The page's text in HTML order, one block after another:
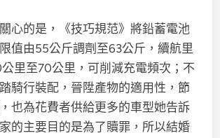
心的是，《技巧規范》將鉛蓄電池
值由55公斤調劑至63公斤，續航里
里至70公里，可削減充電頻次；不
騎行裝配，晉陞產物的適用性，節
也為花費者供給更多的車型她告訴
的主要目的是為了贖罪，所以結婚